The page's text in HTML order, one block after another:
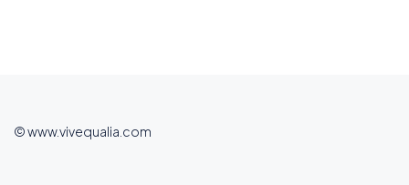
© www.vivequalia.com